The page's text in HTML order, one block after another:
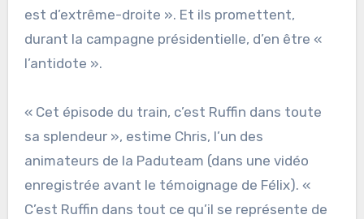
est d’extrême-droite ». Et ils promettent,
durant la campagne présidentielle, d’en être «
l’antidote ».
« Cet épisode du train, c’est Ruffin dans toute
sa splendeur », estime Chris, l’un des
animateurs de la Paduteam (dans une vidéo
enregistrée avant le témoignage de Félix). «
C’est Ruffin dans tout ce qu’il se représente de